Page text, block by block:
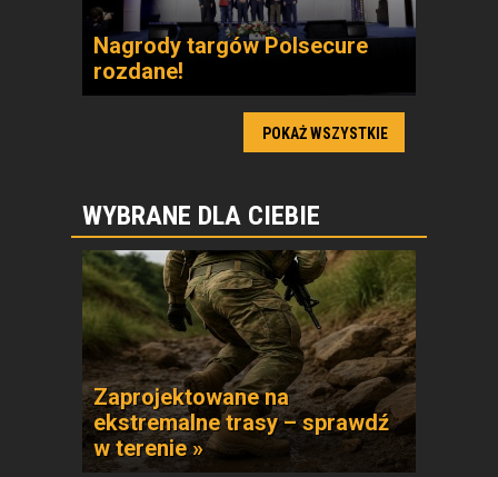
Nagrody targów Polsecure
rozdane!
POKAŻ WSZYSTKIE
WYBRANE DLA CIEBIE
Zaprojektowane na
ekstremalne trasy – sprawdź
w terenie »